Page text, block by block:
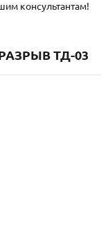
консультантам!
ТД-03